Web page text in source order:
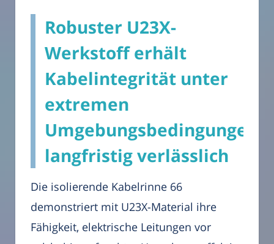
Robuster U23X-
Werkstoff erhält
Kabelintegrität unter
extremen
Umgebungsbedingungen
langfristig verlässlich
Die isolierende Kabelrinne 66
demonstriert mit U23X-Material ihre
Fähigkeit, elektrische Leitungen vor